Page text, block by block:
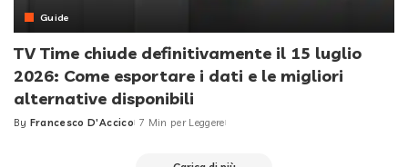
Guide
TV Time chiude definitivamente il 15 luglio
2026: Come esportare i dati e le migliori
alternative disponibili
Posted
By Francesco D'Accico 7 Min per Leggere